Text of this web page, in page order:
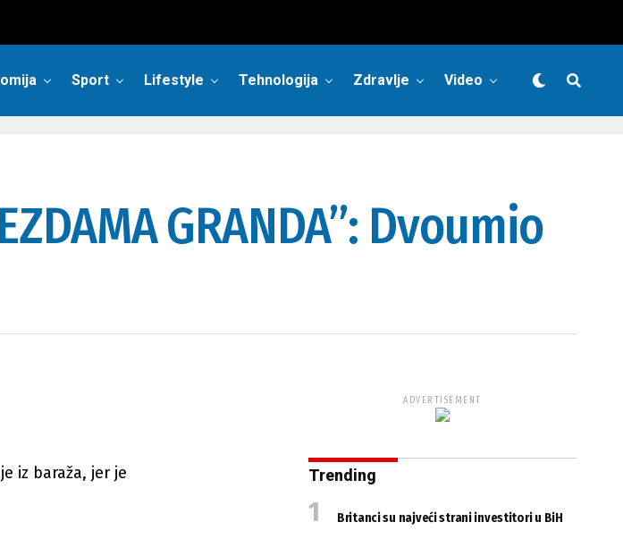
Sport Lifestyle Tehnologija Zdravlje Video
GRANDA”: Dvoumio
iz baraža, jer je
ADVERTISEMENT
Trending
Britanci su najveći strani investitori u BiH